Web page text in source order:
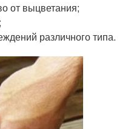
от выцветания;
различного типа.